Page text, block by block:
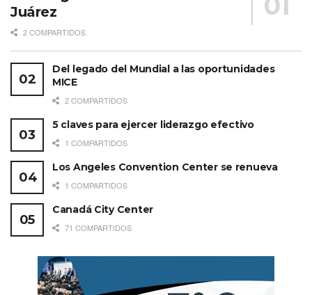
Juárez
2 COMPARTIDOS
Del legado del Mundial a las oportunidades
MICE
2 COMPARTIDOS
5 claves para ejercer liderazgo efectivo
1 COMPARTIDOS
Los Angeles Convention Center se renueva
1 COMPARTIDOS
Canadá City Center
71 COMPARTIDOS